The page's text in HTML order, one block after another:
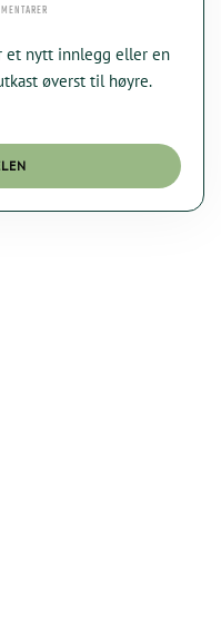
UTKAST
OG
PLANLEGGE
et nytt innlegg eller en
øverst til høyre.